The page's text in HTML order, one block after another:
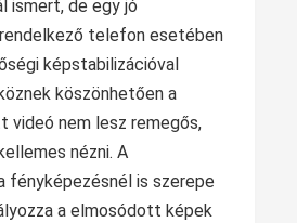
ismert, de egy jó
telefon esetében
képstabilizációval
köszönhetően a
videó nem lesz remegős,
nézni. A
fényképezésnél is szerepe
a elmosódott képek